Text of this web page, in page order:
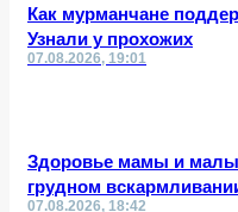
Как мурманчане
Узнали у прохожих
07.08.2026, 19:01
Здоровье мамы и
грудном
07.08.2026, 18:42